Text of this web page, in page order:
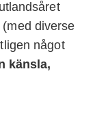
diverse
något
känsla,